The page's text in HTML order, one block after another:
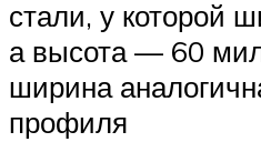
стали, у которой
а высота — 60
ширина
профиля